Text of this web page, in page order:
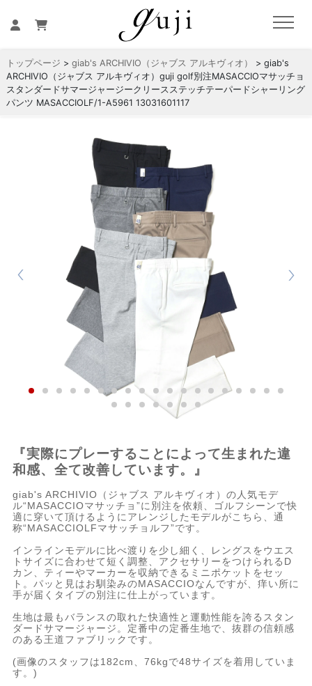
トップページ > giab's ARCHIVIO（ジャブス アルキヴィオ）
> giab's
ARCHIVIO（ジャブス アルキヴィオ）guji golf別注MASACCIOマサッチョ
スタンダードサマージャージークリースステッチテーパードシャーリング
パンツ MASACCIOLF/1-A5961 13031601117
『実際にプレーすることによって生まれた違
和感、全て改善しています。』
giab's ARCHIVIO（ジャブス アルキヴィオ）の人気モデ
ル“MASACCIOマサッチョ”に別注を依頼、ゴルフシーンで快
適に穿いて頂けるようにアレンジしたモデルがこちら、通
称“MASACCIOLFマサッチョルフ”です。
インラインモデルに比べ渡りを少し細く、レングスをウエス
トサイズに合わせて短く調整、アクセサリーをつけられるD
カン、ティーやマーカーを収納できるミニポケットをセッ
ト。パッと見はお馴染みのMASACCIOなんですが、痒い所に
手が届くタイプの別注に仕上がっています。
生地は最もバランスの取れた快適性と運動性能を誇るスタン
ダードサマージャージ。定番中の定番生地で、抜群の信頼感
のある王道ファブリックです。
(画像のスタッフは182cm、76kgで48サイズを着用していま
す。)